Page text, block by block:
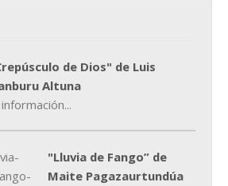
de Dios" de Luis
Altuna
"Lluvia de Fango” de
Maite Pagazaurtundúa